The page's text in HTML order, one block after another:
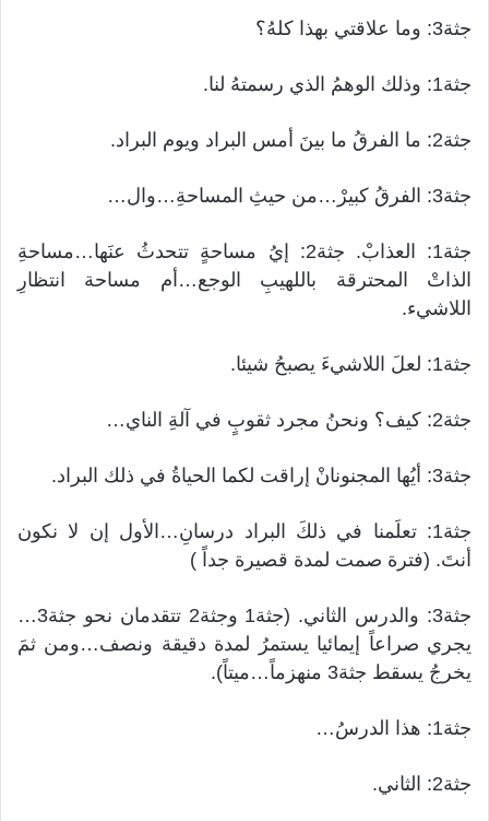
جثة3: وما علاقتي بهذا كلهُ؟
جثة1: وذلك الوهمُ الذي رسمتهُ لنا.
جثة2: ما الفرقُ ما بينَ أمس البراد ويوم البراد.
جثة3: الفرقُ كبيرْ…من حيثِ المساحةِ…وال…
جثة1: العذابْ. جثة2: إيُ مساحةٍ تتحدثُ عنَها…مساحةِ
الذاتْ المحترقة باللهيبِ الوجع…أم مساحة انتظارِ
اللاشيء.
جثة1: لعلَ اللاشيءَ يصبحُ شيئا.
جثة2: كيف؟ ونحنُ مجرد ثقوبٍ في آلةِ الناي…
جثة3: أيُها المجنونانْ إراقت لكما الحياةُ في ذلك البراد.
جثة1: تعلَمنا في ذلكَ البراد درسانِ…الأول إن لا نكون
أنتَ. (فترة صمت لمدة قصيرة جداً )
جثة3: والدرس الثاني. (جثة1 وجثة2 تتقدمان نحو جثة3…
يجري صراعاً إيمائيا يستمرُ لمدة دقيقة ونصف…ومن ثمَ
يخرجُ يسقط جثة3 منهزماً…ميتاً).
جثة1: هذا الدرسُ…
جثة2: الثاني.